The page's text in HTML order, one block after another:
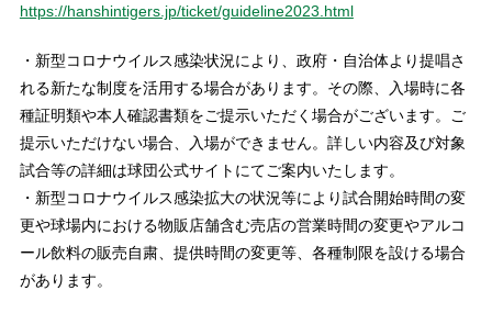
https://hanshintigers.jp/ticket/guideline2023.html
・新型コロナウイルス感染状況により、政府・自治体より提唱さ
れる新たな制度を活用する場合があります。その際、入場時に各
種証明類や本人確認書類をご提示いただく場合がございます。ご
提示いただけない場合、入場ができません。詳しい内容及び対象
試合等の詳細は球団公式サイトにてご案内いたします。
・新型コロナウイルス感染拡大の状況等により試合開始時間の変
更や球場内における物販店舗含む売店の営業時間の変更やアルコ
ール飲料の販売自粛、提供時間の変更等、各種制限を設ける場合
があります。